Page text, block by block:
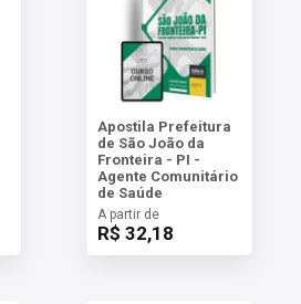
Apostila Prefeitura
de São João da
Fronteira - PI -
Agente Comunitário
de Saúde
A partir de
R$ 32,18